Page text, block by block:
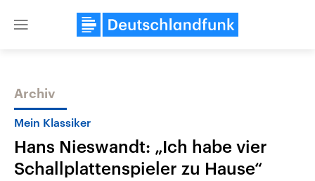
Close
Themen
Archiv
Mein Klassiker
Hans Nieswandt: „Ich habe vier
Schallplattenspieler zu Hause“